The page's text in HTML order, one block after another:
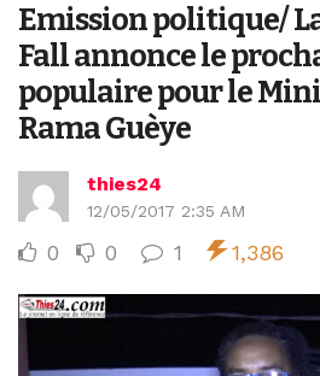
Emission politique/
Fall annonce le
populaire pour le
Rama Guèye
thies24
12/05/2017 2:35 AM
0 0 1 1,386